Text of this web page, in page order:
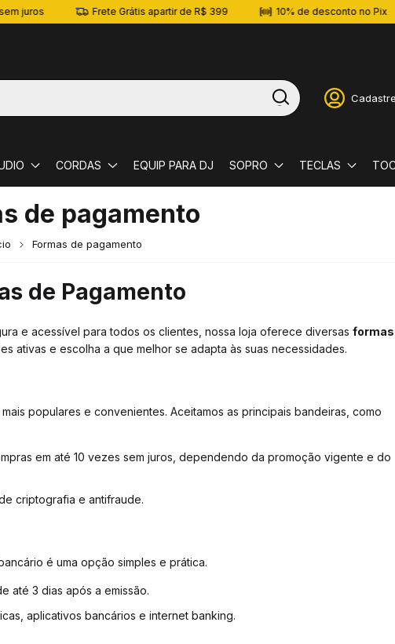
juros Frete Grátis apartir de R$ 399 10% de desconto no Pix
CORDAS EQUIP PARA DJ SOPRO TECLAS
de pagamento
Formas de pagamento
de Pagamento
e acessível para todos os clientes, nossa loja oferece diversas formas
ativas e escolha a que melhor se adapta às suas necessidades.
populares e convenientes. Aceitamos as principais bandeiras, como
em até 10 vezes sem juros, dependendo da promoção vigente e do
criptografia e antifraude.
é uma opção simples e prática.
até 3 dias após a emissão.
aplicativos bancários e internet banking.